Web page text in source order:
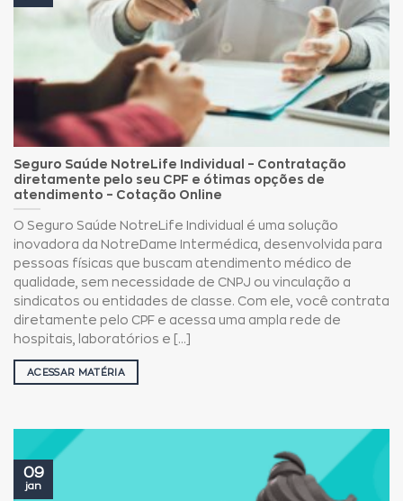
Seguro Saúde NotreLife Individual – Contratação
diretamente pelo seu CPF e ótimas opções de
atendimento – Cotação Online
O Seguro Saúde NotreLife Individual é uma solução
inovadora da NotreDame Intermédica, desenvolvida para
pessoas físicas que buscam atendimento médico de
qualidade, sem necessidade de CNPJ ou vinculação a
sindicatos ou entidades de classe. Com ele, você contrata
diretamente pelo CPF e acessa uma ampla rede de
hospitais, laboratórios e [...]
ACESSAR MATÉRIA
09
jan